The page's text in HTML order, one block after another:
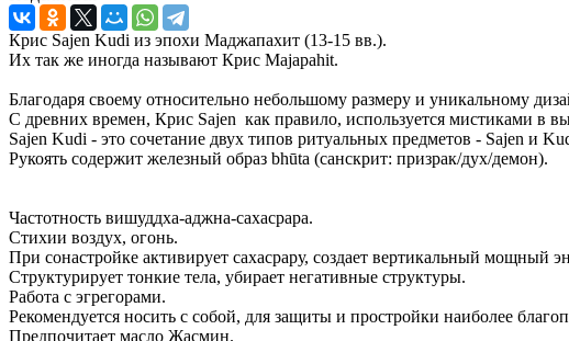
Крис Sajen Kudi из эпохи Маджапахит (13-15 вв.).
Их так же иногда называют Крис Majapahit.
Благодаря своему относительно небольшому размеру и уникальному
С древних времен, Крис Sajen как правило, используется мистиками в
Sajen Kudi - это сочетание двух типов ритуальных предметов - Sajen и
Рукоять содержит железный образ bhūta (санскрит: призрак/дух/демон).
Частотность вишуддха-аджна-сахасрара.
Стихии воздух, огонь.
При сонастройке активирует сахасрару, создает вертикальный мощный
Структурирует тонкие тела, убирает негативные структуры.
Работа с эгрегорами.
Рекомендуется носить с собой, для защиты и простройки наиболее
Предпочитает масло Жасмин.